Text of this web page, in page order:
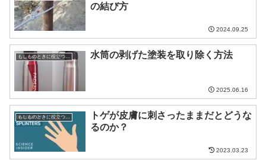
の結び方
2024.09.25
もしものときに役立つ知識 水筒の剥げた塗装を取り除く方法
2025.06.16
もしものときに役立つ知識
トゲが皮膚に刺さったままだとどうな
るのか？
2023.03.23